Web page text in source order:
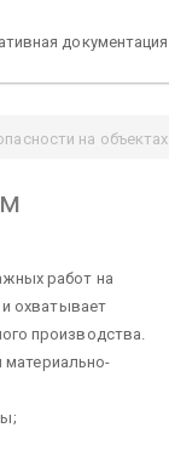
документация
на объектах
работ на
и охватывает
производства.
материально-